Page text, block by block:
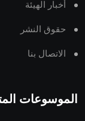
أخبار الهيئة
حقوق النشر
الاتصال بنا
الموسوعات